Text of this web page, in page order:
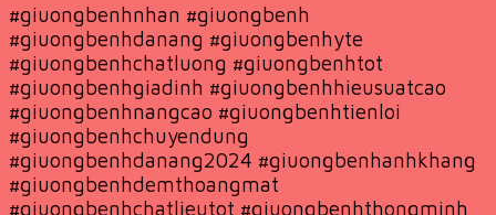
#giuongbenhnhan #giuongbenh
#giuongbenhdanang #giuongbenhyte
#giuongbenhchatluong #giuongbenhtot
#giuongbenhgiadinh #giuongbenhhieusuatcao
#giuongbenhnangcao #giuongbenhtienloi
#giuongbenhchuyendung
#giuongbenhdanang2024 #giuongbenhanhkhang
#giuongbenhdemthoangmat
#giuongbenhchatlieutot #giuongbenhthongminh